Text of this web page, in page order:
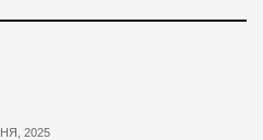
2025